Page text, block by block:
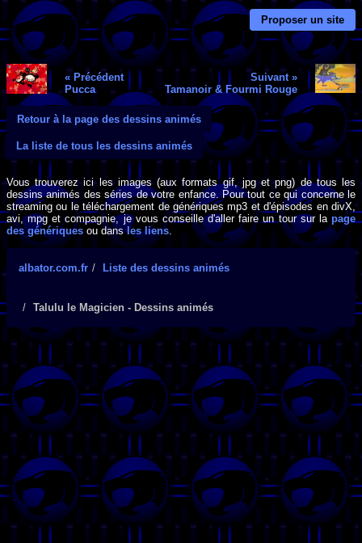
Proposer un site
« Précédent
Pucca
Suivant »
Tamanoir & Fourmi Rouge
Retour à la page des dessins animés
La liste de tous les dessins animés
Vous trouverez ici les images (aux formats gif, jpg et png) de tous les
dessins animés des séries de votre enfance. Pour tout ce qui concerne le
streaming ou le téléchargement de génériques mp3 et d'épisodes en divX,
avi, mpg et compagnie, je vous conseille d'aller faire un tour sur la page
des génériques ou dansles liens.
albator.com.fr Liste des dessins animés
Talulu le Magicien - Dessins animés